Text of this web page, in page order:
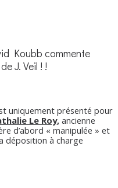
Koubb commente
J. Veil ! !
uniquement présenté pour
Le Roy, ancienne
d’abord « manipulée » et
déposition à charge